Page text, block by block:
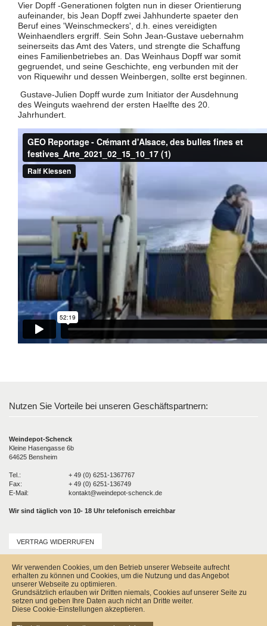
Vier Dopff -Generationen folgten nun in dieser Orientierung
aufeinander, bis Jean Dopff zwei Jahhunderte spaeter den
Beruf eines 'Weinschmeckers', d.h. eines vereidigten
Weinhaendlers ergriff. Sein Sohn Jean-Gustave uebernahm
seinerseits das Amt des Vaters, und strengte die Schaffung
eines Familienbetriebes an. Das Weinhaus Dopff war somit
gegruendet, und seine Geschichte, eng verbunden mit der
von Riquewihr und dessen Weinbergen, sollte erst beginnen.
Gustave-Julien Dopff wurde zum Initiator der Ausdehnung
des Weinguts waehrend der ersten Haelfte des 20.
Jahrhundert.
Nutzen Sie Vorteile bei unseren Geschäftspartnern:
Weindepot-Schenck
Kleine Hasengasse 6b
64625 Bensheim
Tel.:
+ 49 (0) 6251-1367767
Fax:
+ 49 (0) 6251-136749
E-Mail:
kontakt@weindepot-schenck.de
Wir sind täglich von 10- 18 Uhr telefonisch erreichbar
VERTRAG WIDERRUFEN
Versandkosten
Kontakt
Zahlungsmöglichkeiten
Rückgabe & Widerrufsrecht
Impressum
Wir verwenden Cookies, um den Betrieb unserer Webseite aufrecht
erhalten zu können und Cookies, um die Nutzung und das Angebot
unserer Webseite zu optimieren.
Grundsätzlich erlauben wir Dritten niemals, Cookies auf unserer Seite zu
setzen und geben Ihre Daten auch nicht an Dritte weiter.
Diese Cookie-Einstellungen akzeptieren.